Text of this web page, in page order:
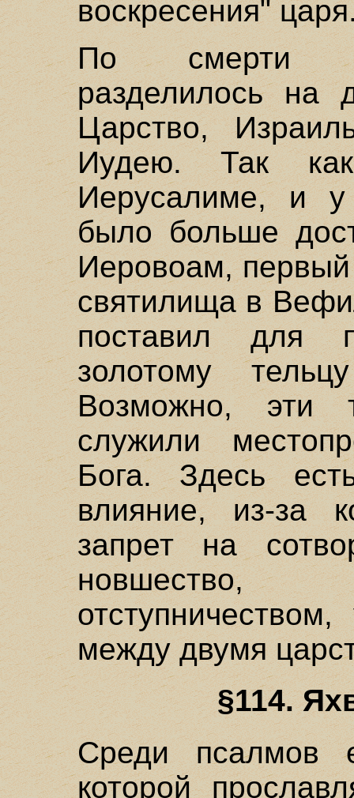
воскресения"
По смерти
разделилось на
Царство,
Иудею. Так
Иерусалиме, и
было больше
Иеровоам,
святилища в
поставил для
золотому
Возможно, эти
служили
Бога. Здесь
влияние, из-за
запрет на
отступничеством,
между двумя
§114.
Среди псалмов
которой